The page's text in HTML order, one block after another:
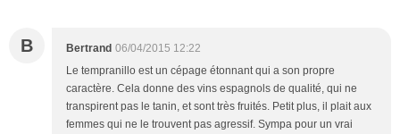
B Bertrand 06/04/2015 12:22
Le tempranillo est un cépage étonnant qui a son propre
caractère. Cela donne des vins espagnols de qualité, qui ne
transpirent pas le tanin, et sont très fruités. Petit plus, il plait aux
femmes qui ne le trouvent pas agressif. Sympa pour un vrai